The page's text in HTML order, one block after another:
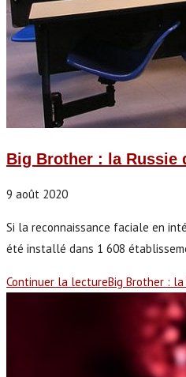
Big Brother : la Russie
9 août 2020
Si la reconnaissance faciale en
été installé dans 1 608
Continuer la lectureBig Brother :